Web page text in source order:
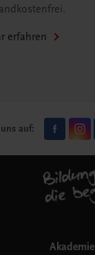
erfahren
auf:
Akademie